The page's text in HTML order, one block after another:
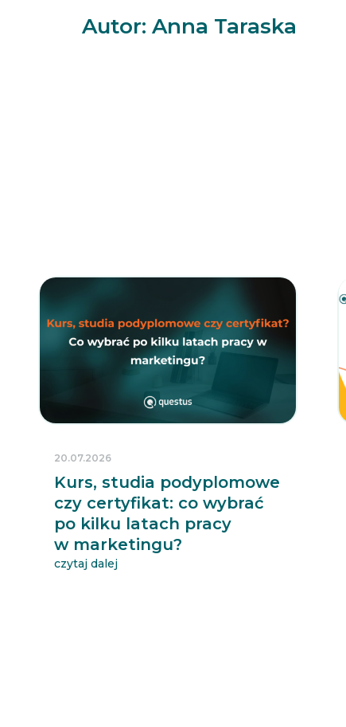
Autor: Anna Taraska
Kurs, studia podyplomowe
czy certyfikat: co wybrać
po kilku latach pracy
w marketingu?
20.07.2026
czytaj dalej